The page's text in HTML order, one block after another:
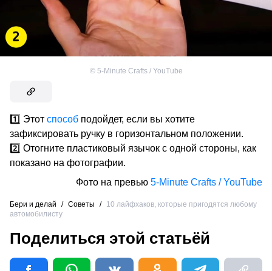
© 5-Minute Crafts / YouTube
1️⃣ Этот способ подойдет, если вы хотите
зафиксировать ручку в горизонтальном положении.
2️⃣ Отогните пластиковый язычок с одной стороны, как
показано на фотографии.
Фото на превью 5-Minute Crafts / YouTube
Бери и делай / Советы /
10 лайфхаков, которые пригодятся любому
автомобилисту
Поделиться этой статьёй